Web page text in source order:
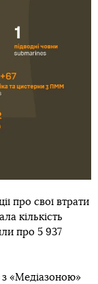
про свої втрати
кількість
про 5 937
з «Медіазоною»